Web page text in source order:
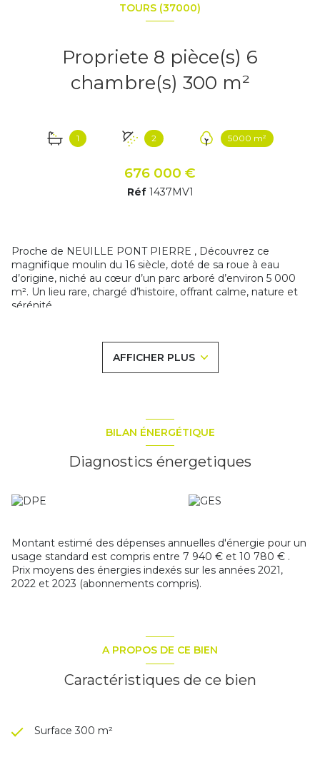
TOURS (37000)
Propriete 8 pièce(s) 6
chambre(s) 300 m²
1 2 5000 m²
676 000 €
Réf 1437MV1
Proche de NEUILLE PONT PIERRE , Découvrez ce
magnifique moulin du 16 siècle, doté de sa roue à eau
d’origine, niché au cœur d’un parc arboré d’environ 5 000
m². Un lieu rare, chargé d’histoire, offrant calme, nature et
sérénité.
Grande pièce de vie d’environ 60 m² bénéficiant d’un
Superbe coin bibliothèque réalisé en bois noble, véritable
Deux chambres en enfilade
Salle de bain avec WC
Deux chambres supplémentaires
Coin salle d’eau
Dépendances
Maison d’amis comprenant : 2 chambres, coin salle d’eau et
WC
Immense grange d'environ 100m2 offrant de multiples
possibilités
Beaucoup de charme et d’authenticité
Idéal résidence familiale, projet artistique ou hébergement
Bien rare sur le marché
SAINT CHRISTOPHE SUR LE NAIS (37370) 40 min de
Tours - charmant village de Touraine, entouré de paysages
AFFICHER PLUS
BILAN ÉNERGÉTIQUE
Diagnostics énergetiques
Montant estimé des dépenses annuelles d'énergie pour un
usage standard est compris entre 7 940 € et 10 780 € .
Prix moyens des énergies indexés sur les années 2021,
2022 et 2023 (abonnements compris).
A PROPOS DE CE BIEN
Caractéristiques de ce bien
Surface 300 m²